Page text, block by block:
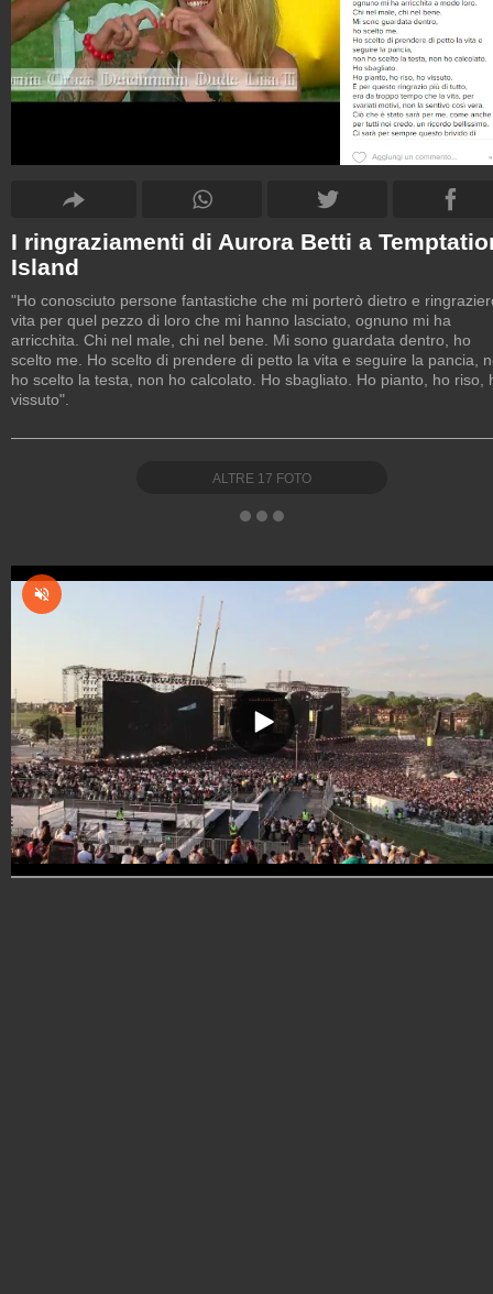
I ringraziamenti di Aurora Betti a
Island
"Ho conosciuto persone fantastiche che mi porterò dietro e
vita per quel pezzo di loro che mi hanno lasciato, ognuno mi ha
arricchita. Chi nel male, chi nel bene. Mi sono guardata dentro, ho
scelto me. Ho scelto di prendere di petto la vita e seguire la pancia,
ho scelto la testa, non ho calcolato. Ho sbagliato. Ho pianto, ho riso,
vissuto".
ALTRE 17 FOTO